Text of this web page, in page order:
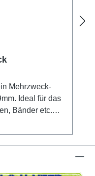
Mehrzweck-
Ideal für das
Bänder etc.
bewährten